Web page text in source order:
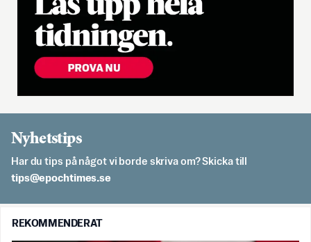
Nyhetstips
Har du tips på något vi borde skriva om? Skicka till
es.semithcope@spit
REKOMMENDERAT